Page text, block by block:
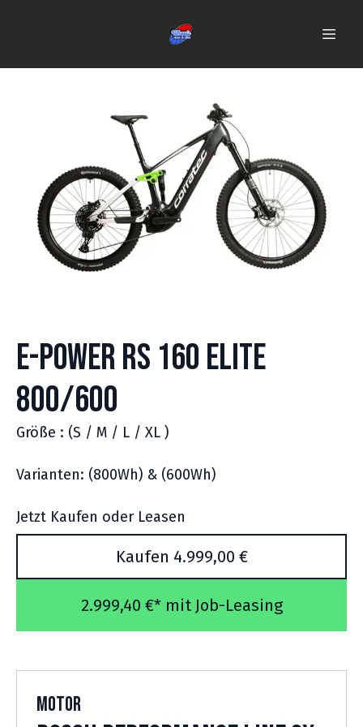
E-Power RS 160 Elite
800/600
Größe : (S / M / L / XL )
Varianten: (800Wh) & (600Wh)
Jetzt Kaufen oder Leasen
Kaufen 4.999,00 €
2.999,40 €* mit Job-Leasing
Motor